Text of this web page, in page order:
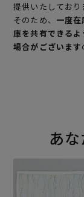
提供いたしており
そのため、 一度
庫を共有できる
場合がございます
あ